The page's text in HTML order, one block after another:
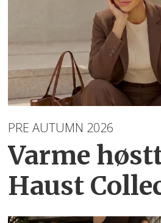
PRE AUTUMN 2026
Varme
Haust